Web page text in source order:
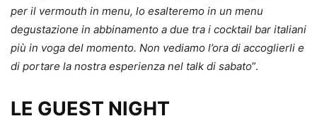
per il vermouth in menu, lo esalteremo in un menu
degustazione in abbinamento a due tra i cocktail bar italiani
più in voga del momento. Non vediamo l’ora di accoglierli e
di portare la nostra esperienza nel talk di sabato”.
LE GUEST NIGHT